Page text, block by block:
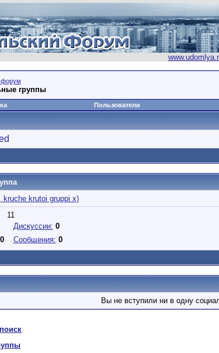
форум
группы
Пользователи
kruche krutoi gruppi x)
11
0
Дискуссии: 0
Сообщения: 0
Вы не вступили ни в одну